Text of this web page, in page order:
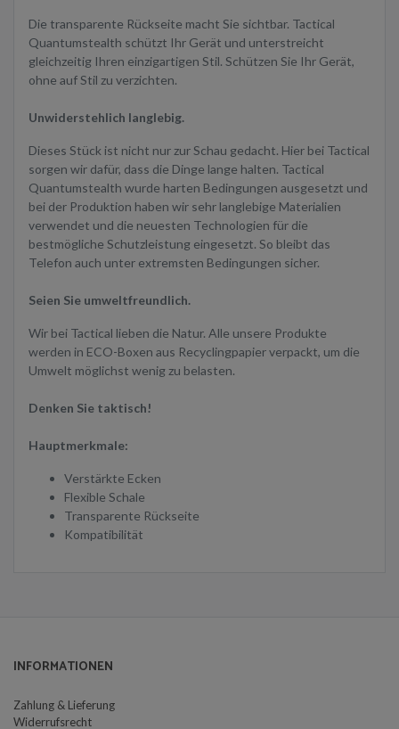
Die transparente Rückseite macht Sie sichtbar. Tactical
Quantumstealth schützt Ihr Gerät und unterstreicht
gleichzeitig Ihren einzigartigen Stil. Schützen Sie Ihr Gerät,
ohne auf Stil zu verzichten.
Unwiderstehlich langlebig.
Dieses Stück ist nicht nur zur Schau gedacht. Hier bei Tactical
sorgen wir dafür, dass die Dinge lange halten. Tactical
Quantumstealth wurde harten Bedingungen ausgesetzt und
bei der Produktion haben wir sehr langlebige Materialien
verwendet und die neuesten Technologien für die
bestmögliche Schutzleistung eingesetzt. So bleibt das
Telefon auch unter extremsten Bedingungen sicher.
Seien Sie umweltfreundlich.
Wir bei Tactical lieben die Natur. Alle unsere Produkte
werden in ECO-Boxen aus Recyclingpapier verpackt, um die
Umwelt möglichst wenig zu belasten.
Denken Sie taktisch!
Hauptmerkmale:
Verstärkte Ecken
Flexible Schale
Transparente Rückseite
Kompatibilität
INFORMATIONEN
Zahlung & Lieferung
Widerrufsrecht